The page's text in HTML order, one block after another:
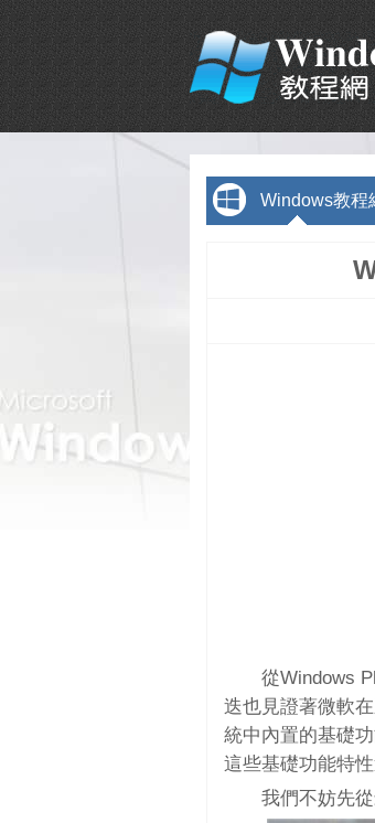
Windows教程
從Windows
迭也見證著微軟
統中內置的基礎
這些基礎功能特
我們不妨先